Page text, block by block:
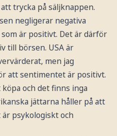
trycka på säljknappen.
negligerar negativa
är positivt. Det är därför
till börsen. USA är
men jag
att sentimentet är positivt.
och det finns inga
jättarna håller på att
psykologiskt och